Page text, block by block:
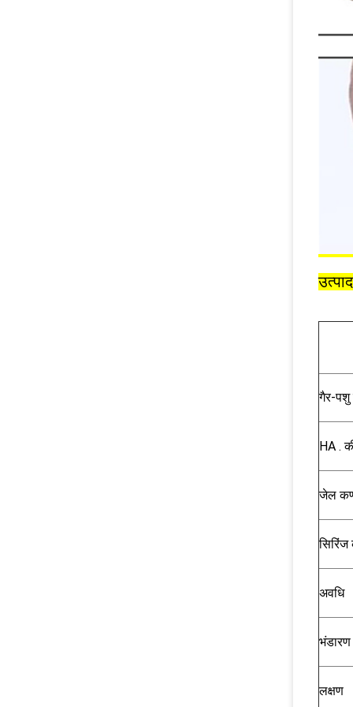
गैर-पशु
HA .
जेल
सिरिंज
अवधि
भंडारण
लक्षण